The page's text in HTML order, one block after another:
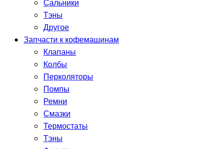
Сальники
Тэны
Другое
Запчасти к кофемашинам
Клапаны
Колбы
Перколяторы
Помпы
Ремни
Смазки
Термостаты
Тэны